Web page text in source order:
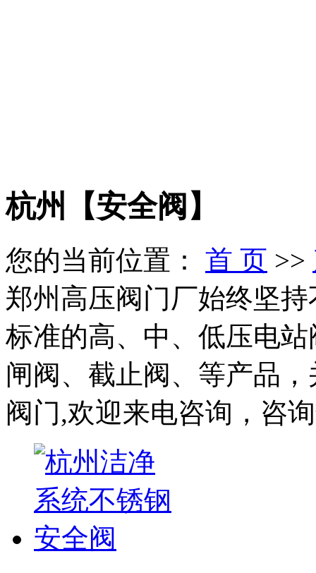
杭州【安全阀】
您的当前位置： 首 页 >>
郑州高压阀门厂始终坚
标准的高、中、低压电
闸阀、截止阀、等产品
阀门,欢迎来电咨询，咨